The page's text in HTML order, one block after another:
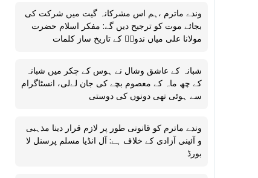
وندے ماترم ،ہم اس مشرکانہ گیت میں شرکت کی
بجائے موت کو ترجیح دیں گے: مفکر اسلام حضرت
مولانا علی میاں ندویؒ کے تاریخ ساز کلمات
شبانہ کے عاشق وشال نے ہوس کے چکر میں شبانہ
کے چھ ماہ کے معصوم بچے کی جان لےلی، انسٹاگرام
سے ہوئی تھی دونوں کی دوستی
وندے ماترم کو قانونی طور پر لازم قرار دینا مذہبی
و آئینی آزادی کے خلاف ہے: آل انڈیا مسلم پرسنل لا
بورڈ